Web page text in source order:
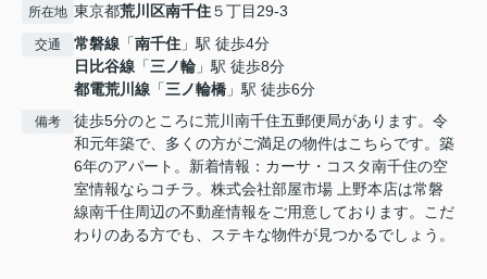
所在地 東京都荒川区南千住５丁目29-3
交通 常磐線 「南千住 」駅 徒歩4分
日比谷線 「三ノ輪 」駅 徒歩8分
都電荒川線 「三ノ輪橋 」駅 徒歩6分
備考
徒歩5分のところに荒川南千住五郵便局があります。令
和元年築で、多くの方がご満足の物件はこちらです。築
6年のアパート。新着情報：カーサ・コスタ南千住の空
室情報ならコチラ。株式会社部屋市場 上野本店は常磐
線南千住周辺の不動産情報をご用意しております。こだ
わりのある方でも、ステキな物件が見つかるでしょう。